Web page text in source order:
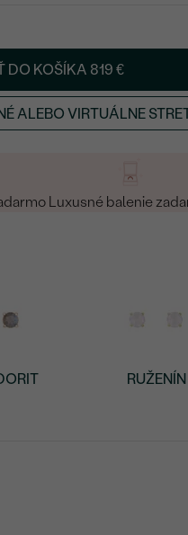
DO KOŠÍKA 819 €
ALEBO VIRTUÁLNE
Luxusné balenie
RUŽENÍN